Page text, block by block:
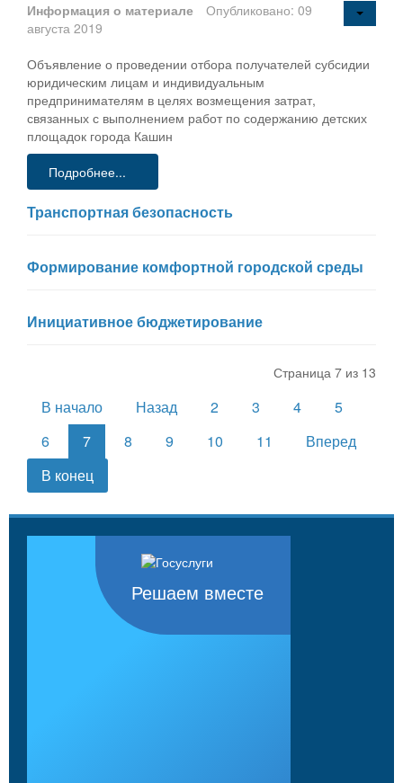
Информация о материале
Опубликовано: 09
августа 2019
Объявление о проведении отбора получателей субсидии
юридическим лицам и индивидуальным
предпринимателям в целях возмещения затрат,
связанных с выполнением работ по содержанию детских
площадок города Кашин
Подробнее...
Транспортная безопасность
Формирование комфортной городской среды
Инициативное бюджетирование
Страница 7 из 13
В начало Назад 2 3 4
5
6
7 8 9 10 11
Вперед
В конец
Решаем вместе